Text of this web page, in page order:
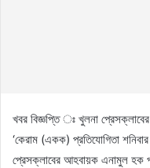
খবর বিজ্ঞপ্তি ঃ খুলনা
‘কেরাম (একক) প্রতিযোগিতা
প্রেসক্লাবের আহবায়ক এনামুল হক